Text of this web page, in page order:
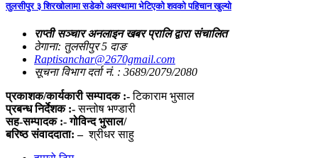
तुलसीपुर ३ शिरखोलामा सडेको अवस्थामा भेटिएको शवको पहिचान खुल्यो
राप्ती सञ्चार अनलाइन खबर प्रालि द्वारा संचालित
ठेगाना: तुलसीपुर 5 दाङ
Raptisanchar@2670gmail.com
सूचना विभाग दर्ता नं. : 3689/2079/2080
प्रकाशक/कार्यकारी सम्पादक :-टिकाराम भुसाल
प्रबन्ध निर्देशक :-सन्तोष भण्डारी
सह-सम्पादक :- गोविन्द भुसाल/
बरिष्ठ संवाददाता: – श्रीधर साहु